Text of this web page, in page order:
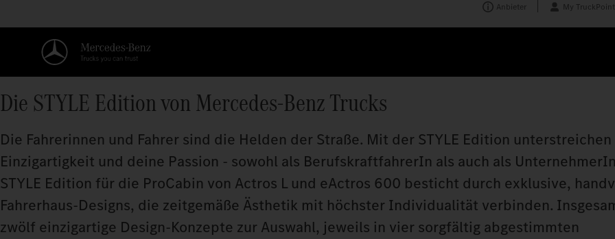
Anbieter My TruckPoint
Die STYLE Edition von Mercedes-Benz Trucks
Die Fahrerinnen und Fahrer sind die Helden der Straße. Mit der STYLE Edition
Einzigartigkeit und deine Passion - sowohl als BerufskraftfahrerIn als auch als
STYLE Edition für die ProCabin von Actros L und eActros 600 besticht durch exklusive,
Fahrerhaus-Designs, die zeitgemäße Ästhetik mit höchster Individualität verbinden.
zwölf einzigartige Design-Konzepte zur Auswahl, jeweils in vier sorgfältig abgestimmten